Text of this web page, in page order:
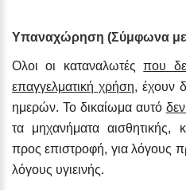
Υπαναχώρηση (Σύμφωνα με
Ολοι οι καταναλωτέςπου
επαγγελματική χρήση, έχουν
ημερών. Το δικαίωμα αυτό δεν
τα μηχανήματα αισθητικής,
προς επιστροφή, για λόγους
λόγους υγιεινής.